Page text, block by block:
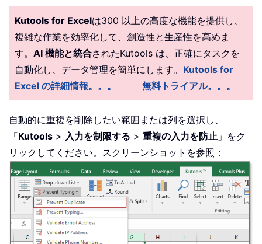
Kutools for Excelは300 以上の高度な機能を提供し、
複雑な作業を効率化して、創造性と生産性を高めま
す。 AI 機能と統合されたKutools は、正確にタスクを
自動化し、データ管理を簡単にします。 Kutools for
Excel の詳細情報。。。
無料トライアル。。。
自動的に重複を削除したい範囲または列を選択し、
「Kutools > 入力を制限する > 重複の入力を防止 」をク
リックしてください。スクリーンショットを参照：